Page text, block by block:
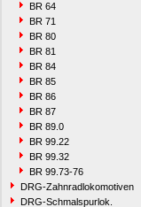
BR 64
BR 71
BR 80
BR 81
BR 84
BR 85
BR 86
BR 87
BR 89.0
BR 99.22
BR 99.32
BR 99.73-76
DRG-Zahnradlokomotiven
DRG-Schmalspurlok.